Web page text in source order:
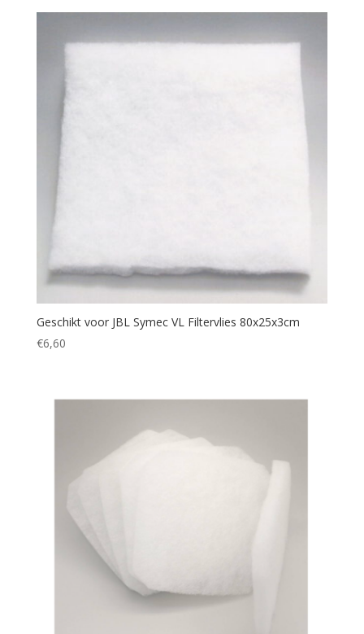
Geschikt voor JBL Symec VL Filtervlies 80x25x3cm
€6,60